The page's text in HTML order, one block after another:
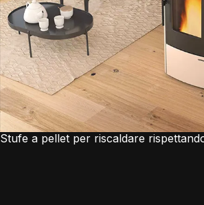
Stufe a pellet per riscaldare